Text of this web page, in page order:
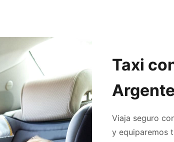
Taxi
Viaja seguro
y equiparemos